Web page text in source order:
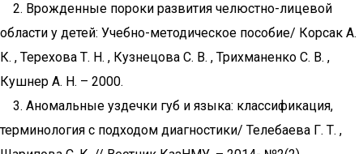
2. Врожденные пороки развития челюстно-лицевой
области у детей: Учебно-методическое пособие/ Корсак А.
К. , Терехова Т. Н. , Кузнецова С. В. , Трихманенко С. В. ,
Кушнер А. Н. – 2000.
3. Аномальные уздечки губ и языка: классификация,
терминология с подходом диагностики/ Телебаева Г. Т. ,